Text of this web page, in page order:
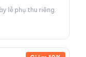
lễ phụ thu riêng.